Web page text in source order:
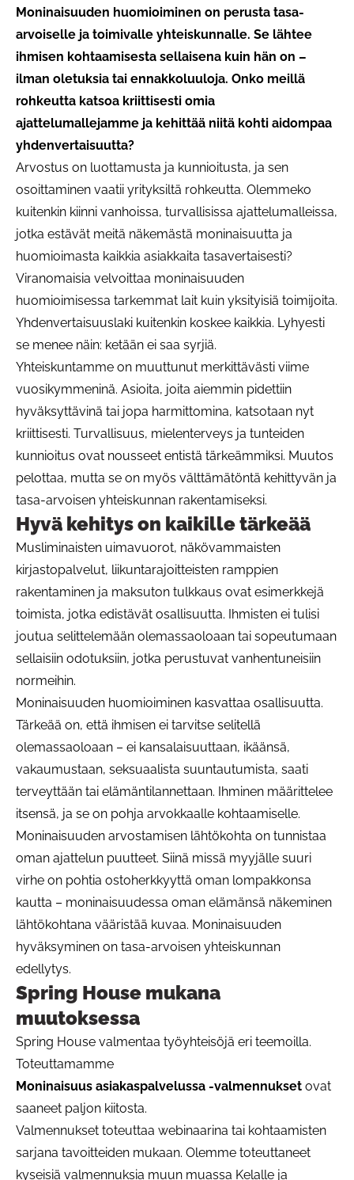
Moninaisuuden huomioiminen on perusta tasa-
arvoiselle ja toimivalle yhteiskunnalle. Se lähtee
ihmisen kohtaamisesta sellaisena kuin hän on –
ilman oletuksia tai ennakkoluuloja. Onko meillä
rohkeutta katsoa kriittisesti omia
ajattelumallejamme ja kehittää niitä kohti aidompaa
yhdenvertaisuutta?
Arvostus on luottamusta ja kunnioitusta, ja sen
osoittaminen vaatii yrityksiltä rohkeutta. Olemmeko
kuitenkin kiinni vanhoissa, turvallisissa ajattelumalleissa,
jotka estävät meitä näkemästä moninaisuutta ja
huomioimasta kaikkia asiakkaita tasavertaisesti?
Viranomaisia velvoittaa moninaisuuden
huomioimisessa tarkemmat lait kuin yksityisiä toimijoita.
Yhdenvertaisuuslaki kuitenkin koskee kaikkia. Lyhyesti
se menee näin: ketään ei saa syrjiä.
Yhteiskuntamme on muuttunut merkittävästi viime
vuosikymmeninä. Asioita, joita aiemmin pidettiin
hyväksyttävinä tai jopa harmittomina, katsotaan nyt
kriittisesti. Turvallisuus, mielenterveys ja tunteiden
kunnioitus ovat nousseet entistä tärkeämmiksi. Muutos
pelottaa, mutta se on myös välttämätöntä kehittyvän ja
tasa-arvoisen yhteiskunnan rakentamiseksi.
Hyvä kehitys on kaikille tärkeää
Musliminaisten uimavuorot, näkövammaisten
kirjastopalvelut, liikuntarajoitteisten ramppien
rakentaminen ja maksuton tulkkaus ovat esimerkkejä
toimista, jotka edistävät osallisuutta. Ihmisten ei tulisi
joutua selittelemään olemassaoloaan tai sopeutumaan
sellaisiin odotuksiin, jotka perustuvat vanhentuneisiin
normeihin.
Moninaisuuden huomioiminen kasvattaa osallisuutta.
Tärkeää on, että ihmisen ei tarvitse selitellä
olemassaoloaan – ei kansalaisuuttaan, ikäänsä,
vakaumustaan, seksuaalista suuntautumista, saati
terveyttään tai elämäntilannettaan. Ihminen määrittelee
itsensä, ja se on pohja arvokkaalle kohtaamiselle.
Moninaisuuden arvostamisen lähtökohta on tunnistaa
oman ajattelun puutteet. Siinä missä myyjälle suuri
virhe on pohtia ostoherkkyyttä oman lompakkonsa
kautta – moninaisuudessa oman elämänsä näkeminen
lähtökohtana vääristää kuvaa. Moninaisuuden
hyväksyminen on tasa-arvoisen yhteiskunnan
edellytys.
Spring House mukana
muutoksessa
Spring House valmentaa työyhteisöjä eri teemoilla.
Toteuttamamme
Moninaisuus asiakaspalvelussa -valmennukset ovat
saaneet paljon kiitosta.
Valmennukset toteuttaa webinaarina tai kohtaamisten
sarjana tavoitteiden mukaan. Olemme toteuttaneet
kyseisiä valmennuksia muun muassa Kelalle ja